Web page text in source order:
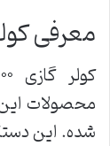
معرفی
محصولات
شده. این